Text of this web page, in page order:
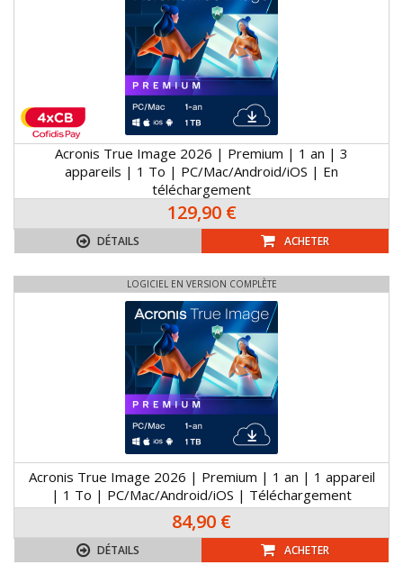
Acronis True Image 2026 | Premium | 1 an | 3
appareils | 1 To | PC/Mac/Android/iOS | En
téléchargement
129,90 €
DÉTAILS ACHETER
LOGICIEL EN VERSION COMPLÈTE
Acronis True Image 2026 | Premium | 1 an | 1 appareil
| 1 To | PC/Mac/Android/iOS | Téléchargement
84,90 €
DÉTAILS ACHETER